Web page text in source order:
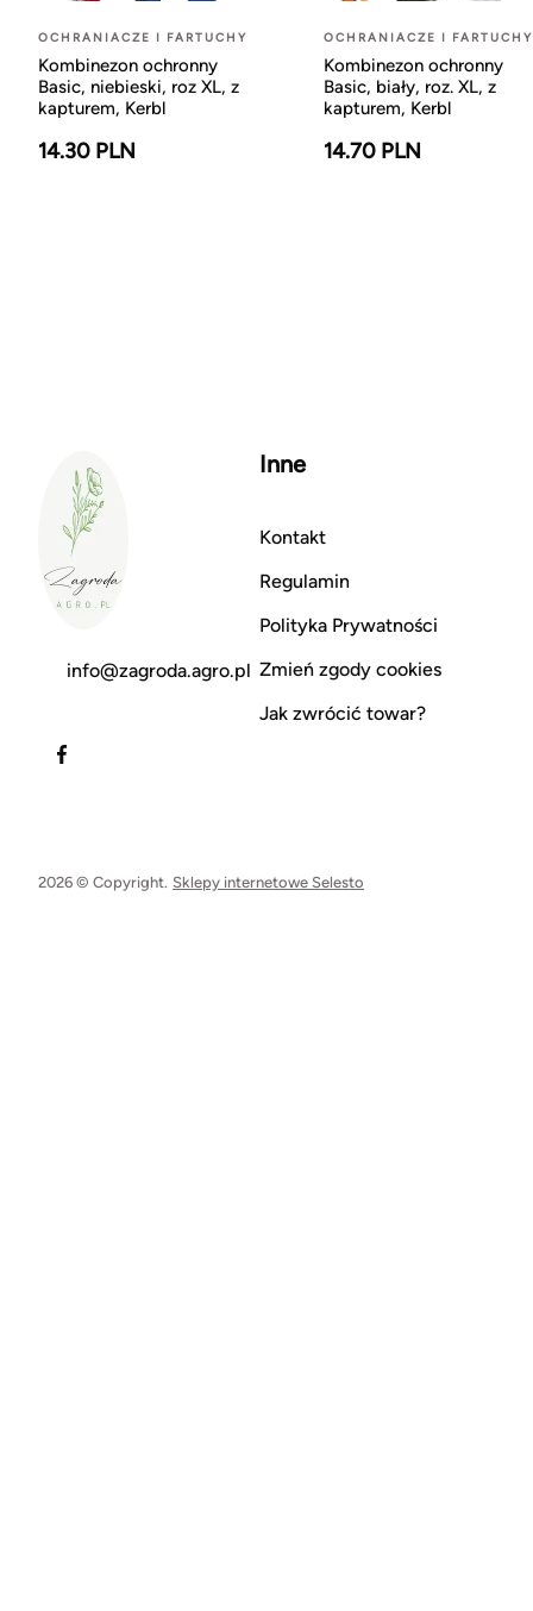
OCHRANIACZE I FARTUCHY
Kombinezon ochronny
Basic, niebieski, roz XL, z
kapturem, Kerbl
14.30 PLN
OCHRANIACZE I FARTUCHY
Kombinezon ochronny
Basic, biały, roz. XL, z
kapturem, Kerbl
14.70 PLN
info@zagroda.agro.pl
Inne
Kontakt
Regulamin
Polityka Prywatności
Zmień zgody cookies
Jak zwrócić towar?
2026 © Copyright. Sklepy internetowe Selesto